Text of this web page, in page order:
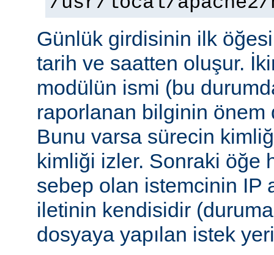
Günlük girdisinin ilk öğesi
tarih ve saatten oluşur.
modülün ismi (bu
raporlanan bilginin önem
Bunu varsa sürecin
kimliği izler. Sonraki öğe
sebep olan istemcinin IP
iletinin kendisidir (duruma
dosyaya yapılan istek